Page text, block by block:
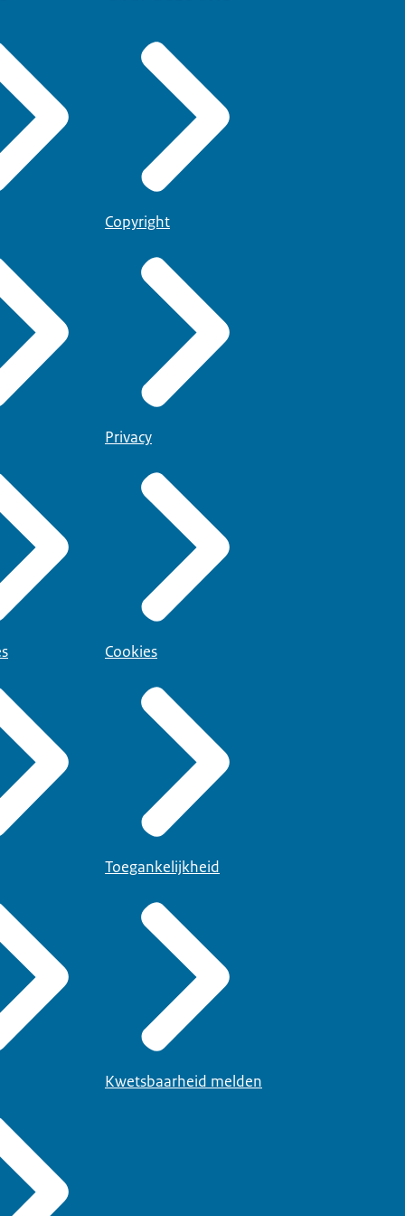
Copyright
Privacy
Cookies
Toegankelijkheid
Kwetsbaarheid melden